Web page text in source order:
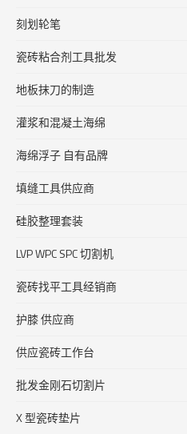
刻划轮笔
瓷砖粘合剂工具批发
地板抹刀的制造
灌浆和混凝土海绵
海绵浮子 自有品牌
填缝工具供应商
硅胶整理套装
LVP WPC SPC 切割机
瓷砖找平工具经销商
护膝 供应商
供应瓷砖工作台
批发金刚石切割片
X 型瓷砖垫片